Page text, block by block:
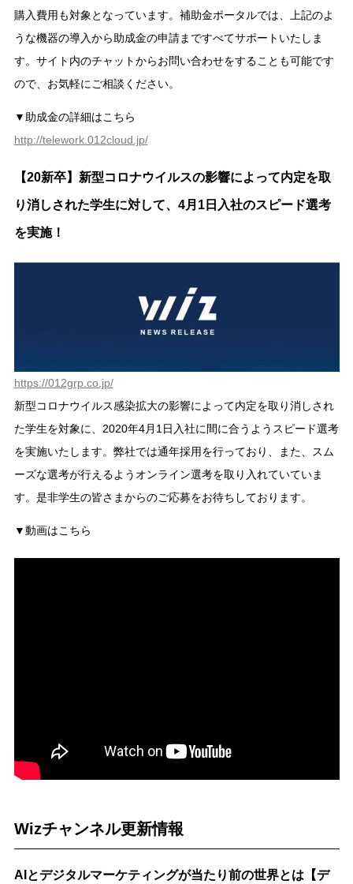
購入費用も対象となっています。補助金ポータルでは、上記のよ
うな機器の導入から助成金の申請まですべてサポートいたしま
す。サイト内のチャットからお問い合わせをすることも可能です
ので、お気軽にご相談ください。
▼助成金の詳細はこちら
http://telework.012cloud.jp/
【20新卒】新型コロナウイルスの影響によって内定を取
り消しされた学生に対して、4月1日入社のスピード選考
を実施！
https://012grp.co.jp/
新型コロナウイルス感染拡大の影響によって内定を取り消しされ
た学生を対象に、2020年4月1日入社に間に合うようスピード選考
を実施いたします。弊社では通年採用を行っており、また、スム
ーズな選考が行えるようオンライン選考を取り入れていていま
す。是非学生の皆さまからのご応募をお待ちしております。
▼動画はこちら
Wizチャンネル更新情報
AIとデジタルマーケティングが当たり前の世界とは【デ